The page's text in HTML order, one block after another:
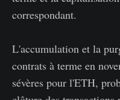
correspondant.
L'accumulation et la
contrats à terme en
sévères pour l'ETH,